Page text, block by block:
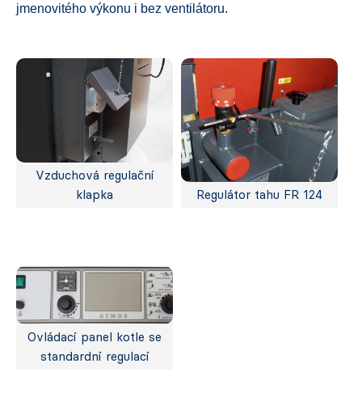
jmenovitého výkonu i bez ventilátoru.
Vzduchová regulační
klapka
Regulátor tahu FR 124
Ovládací panel kotle se
standardní regulací